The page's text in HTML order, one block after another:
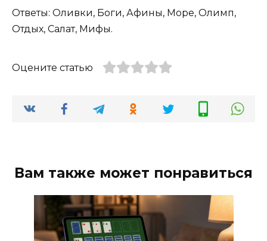
Ответы: Оливки, Боги, Афины, Море, Олимп,
Отдых, Салат, Мифы.
Оцените статью
Вам также может понравиться